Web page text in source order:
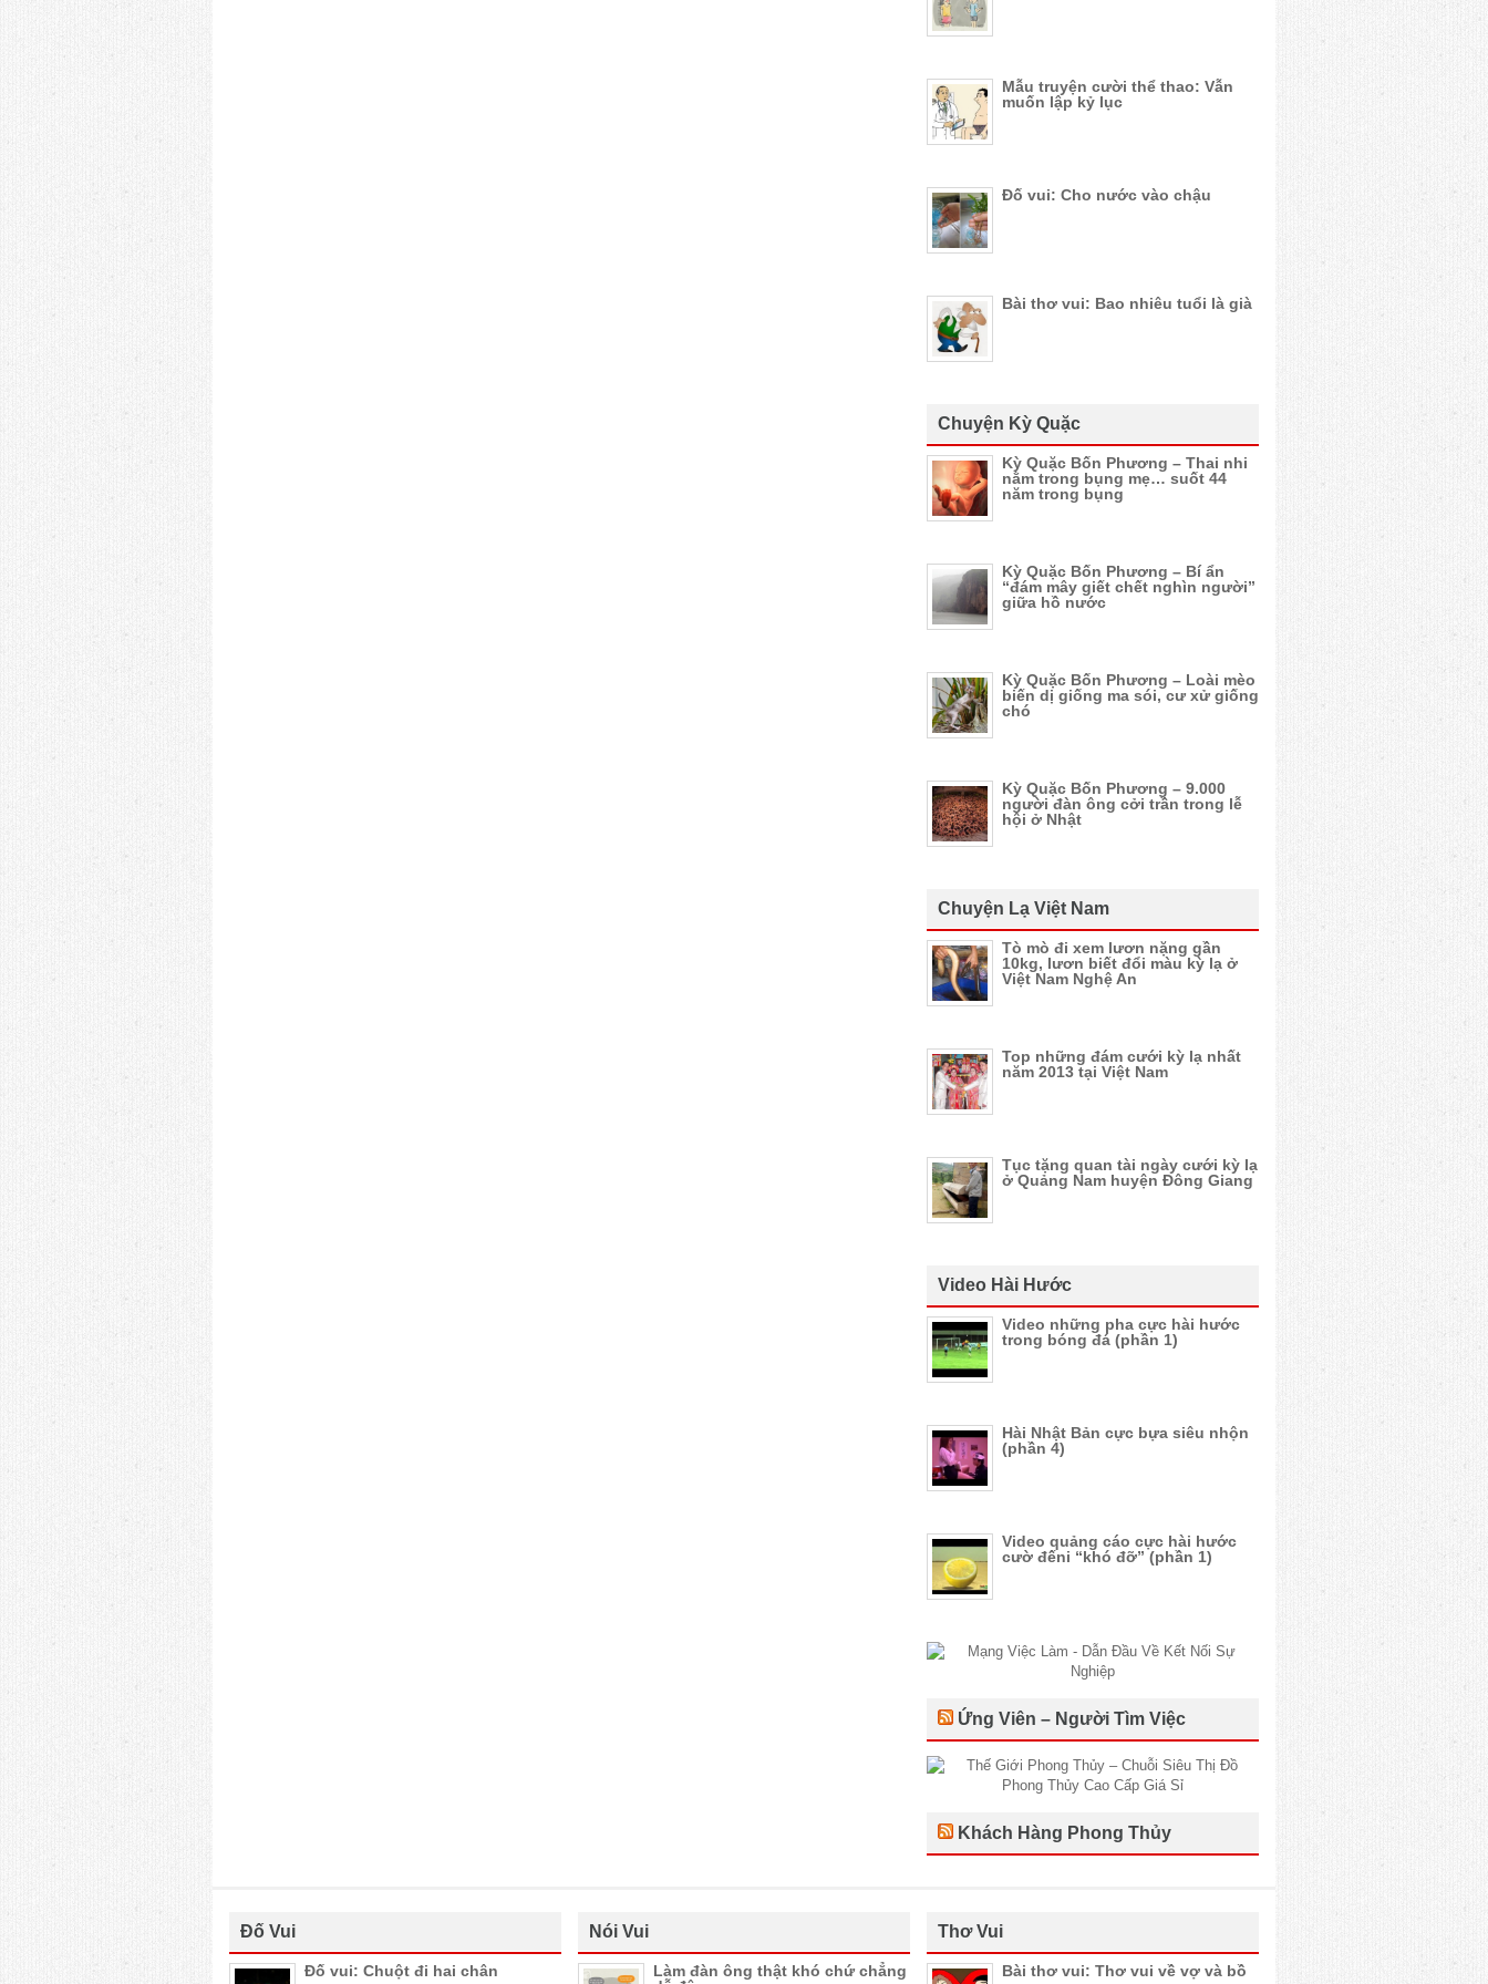
Mẫu truyện cười thể thao: Vẫn
muốn lập kỷ lục
Đố vui: Cho nước vào chậu
Bài thơ vui: Bao nhiêu tuổi là già
Chuyện Kỳ Quặc
Kỳ Quặc Bốn Phương – Thai nhi
nằm trong bụng mẹ… suốt 44
năm trong bụng
Kỳ Quặc Bốn Phương – Bí ẩn
“đám mây giết chết nghìn người”
giữa hồ nước
Kỳ Quặc Bốn Phương – Loài mèo
biến dị giống ma sói, cư xử giống
chó
Kỳ Quặc Bốn Phương – 9.000
người đàn ông cởi trần trong lễ
hội ở Nhật
Chuyện Lạ Việt Nam
Tò mò đi xem lươn nặng gần
10kg, lươn biết đổi màu kỳ lạ ở
Việt Nam Nghệ An
Top những đám cưới kỳ lạ nhất
năm 2013 tại Việt Nam
Tục tặng quan tài ngày cưới kỳ lạ
ở Quảng Nam huyện Đông Giang
Video Hài Hước
Video những pha cực hài hước
trong bóng đá (phần 1)
Hài Nhật Bản cực bựa siêu nhộn
(phần 4)
Video quảng cáo cực hài hước
cườ đếni “khó đỡ” (phần 1)
Ứng Viên – Người Tìm Việc
Khách Hàng Phong Thủy
Đố Vui
Đố vui: Chuột đi hai chân
Nói Vui
Làm đàn ông thật khó chứ chẳng
Thơ Vui
Bài thơ vui: Thơ vui về vợ và bồ